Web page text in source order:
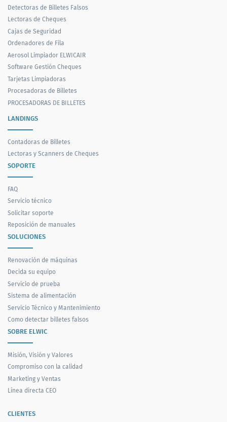
Detectoras de Billetes Falsos
Lectoras de Cheques
Cajas de Seguridad
Ordenadores de Fila
Aerosol Limpiador ELWICAIR
Software Gestión Cheques
Tarjetas Limpiadoras
Procesadoras de Billetes
PROCESADORAS DE BILLETES
LANDINGS
Contadoras de Billetes
Lectoras y Scanners de Cheques
SOPORTE
FAQ
Servicio técnico
Solicitar soporte
Reposición de manuales
SOLUCIONES
Renovación de máquinas
Decida su equipo
Servicio de prueba
Sistema de alimentación
Servicio Técnico y Mantenimiento
Como detectar billetes falsos
SOBRE ELWIC
Misión, Visión y Valores
Compromiso con la calidad
Marketing y Ventas
Línea directa CEO
CLIENTES